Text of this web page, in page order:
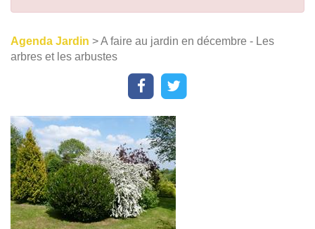
Agenda Jardin > A faire au jardin en décembre - Les
arbres et les arbustes